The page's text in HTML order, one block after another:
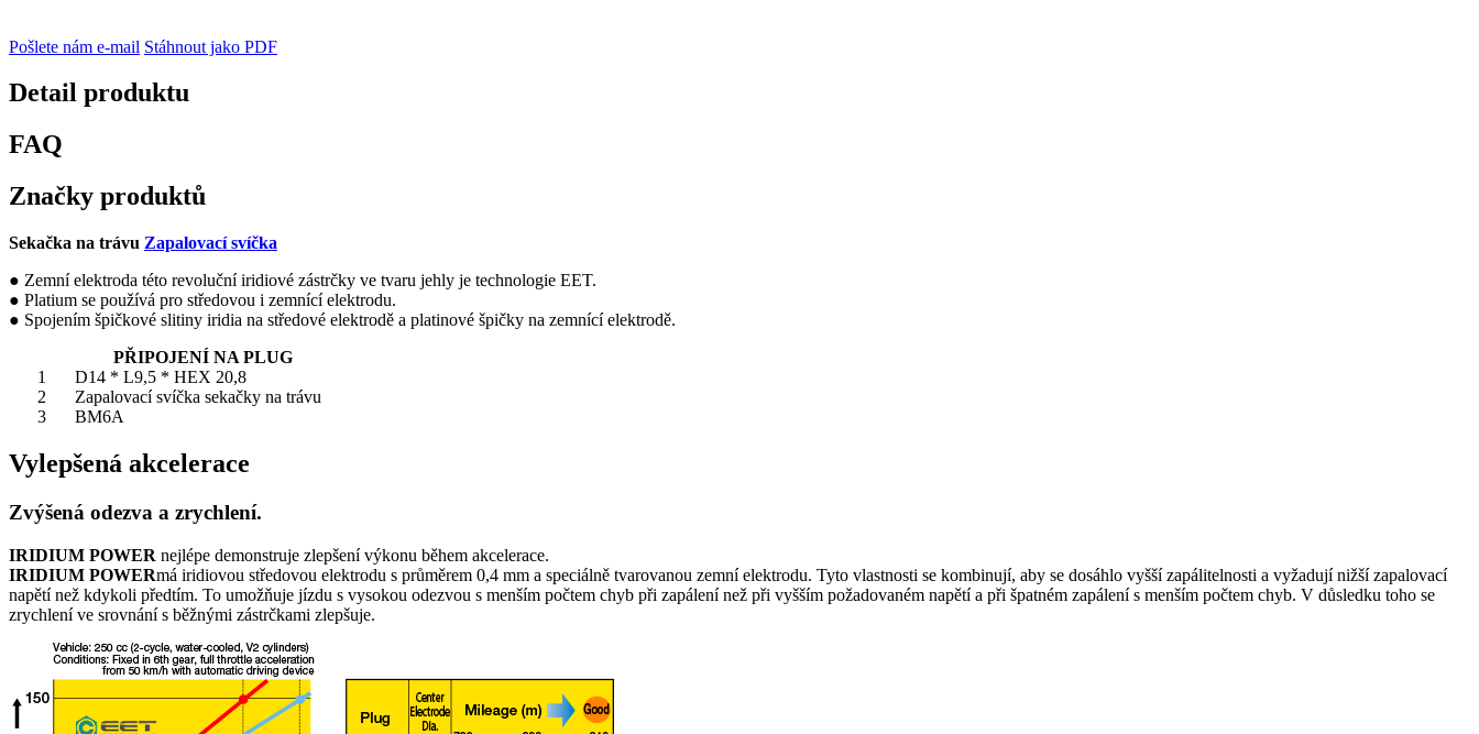
Pošlete nám e-mail Stáhnout jako PDF
Detail produktu
FAQ
Značky produktů
Sekačka na trávu Zapalovací svíčka
● Zemní elektroda této revoluční iridiové zástrčky ve tvaru jehly je technologie EET.
● Platium se používá pro středovou i zemnící elektrodu.
● Spojením špičkové slitiny iridia na středové elektrodě a platinové špičky na zemnící elektrodě.
PŘIPOJENÍ NA PLUG
1
D14 * L9,5 * HEX 20,8
2
Zapalovací svíčka sekačky na trávu
3
BM6A
Vylepšená akcelerace
Zvýšená odezva a zrychlení.
IRIDIUM POWER nejlépe demonstruje zlepšení výkonu během akcelerace.
IRIDIUM POWERmá iridiovou středovou elektrodu s průměrem 0,4 mm a speciálně tvarovanou zemní elektrodu. Tyto vlastnosti se kombinují, aby se dosáhlo vyšší zapálitelnosti a vyžadují nižší zapalovací
napětí než kdykoli předtím. To umožňuje jízdu s vysokou odezvou s menším počtem chyb při zapálení než při vyšším požadovaném napětí a při špatném zapálení s menším počtem chyb. V důsledku toho se
zrychlení ve srovnání s běžnými zástrčkami zlepšuje.